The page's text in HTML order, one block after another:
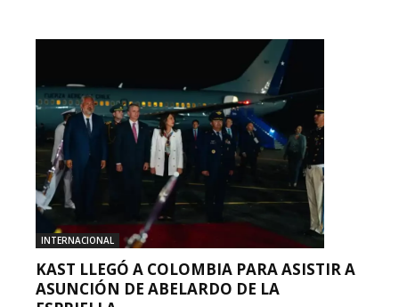
INTERNACIONAL
KAST LLEGÓ A COLOMBIA PARA ASISTIR A
ASUNCIÓN DE ABELARDO DE LA